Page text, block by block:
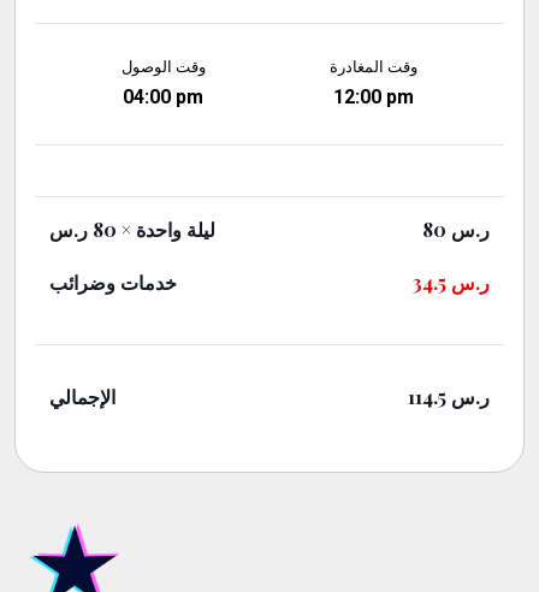
وقت الوصول
04:00 pm
وقت المغادرة
12:00 pm
ليلة واحدة × 80 ر.س 80 ر.س
خدمات وضرائب 34.5 ر.س
الإجمالي 114.5 ر.س